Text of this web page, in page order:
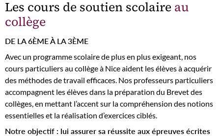
Les cours de soutien scolaire au
collège
DE LA 6ÈME À LA 3ÈME
Avec un programme scolaire de plus en plus exigeant, nos
cours particuliers au collège à Nice aident les élèves à acquérir
des méthodes de travail efficaces. Nos professeurs particuliers
accompagnent les élèves dans la préparation du Brevet des
collèges, en mettant l’accent sur la compréhension des notions
essentielles et la réalisation d’exercices ciblés.
Notre objectif : lui assurer sa réussite aux épreuves écrites